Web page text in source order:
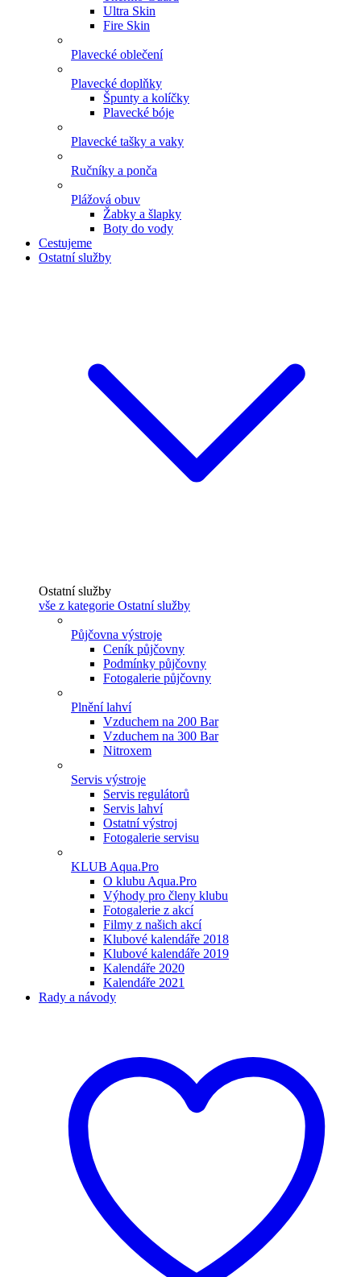
Ultra Skin
Fire Skin
Plavecké oblečení
Plavecké doplňky
Špunty a kolíčky
Plavecké bóje
Plavecké tašky a vaky
Ručníky a ponča
Plážová obuv
Žabky a šlapky
Boty do vody
Cestujeme
Ostatní služby
Ostatní služby
vše z kategorie Ostatní služby
Půjčovna výstroje
Ceník půjčovny
Podmínky půjčovny
Fotogalerie půjčovny
Plnění lahví
Vzduchem na 200 Bar
Vzduchem na 300 Bar
Nitroxem
Servis výstroje
Servis regulátorů
Servis lahví
Ostatní výstroj
Fotogalerie servisu
KLUB Aqua.Pro
O klubu Aqua.Pro
Výhody pro členy klubu
Fotogalerie z akcí
Filmy z našich akcí
Klubové kalendáře 2018
Klubové kalendáře 2019
Kalendáře 2020
Kalendáře 2021
Rady a návody